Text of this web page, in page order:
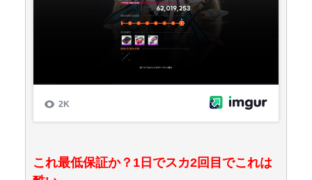
これ最低保証か？1日でスカ2回目でこれは